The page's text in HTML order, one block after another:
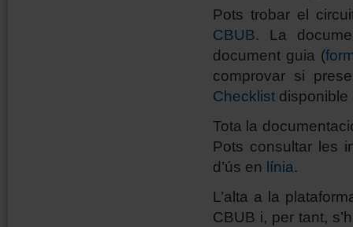
Pots trobar el
CBUB. La
document guia (
comprovar si
Checklist disponible
Tota la
Pots consultar les
d’ús en línia.
L’alta a la
CBUB i, per tant,